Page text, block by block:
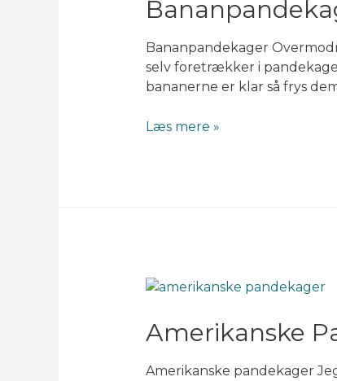
Bananpandekager
selv foretrækker i
bananerne er klar så frys
Bananpandekager
Læs mere »
Amerikanske
Amerikanske pandekager